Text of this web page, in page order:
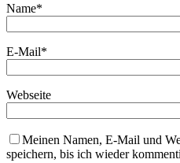
Name*
E-Mail*
Webseite
Meinen Namen, E-Mail und
speichern, bis ich wieder